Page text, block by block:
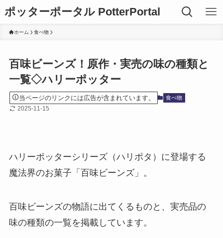
ポッターポータル PotterPortal
ホーム 食べ物
百味ビーンズ！原作・実売の味の種類と
一覧◇ハリーポッター
当ページのリンクには広告が含まれています。 食べ物
2025-11-15
ハリーポッターシリーズ（ハリポタ）に登場する
魔法界のお菓子「百味ビーンズ」。
百味ビーンズの物語に出てくるものと、実売品の
味の種類の一覧を掲載しています。